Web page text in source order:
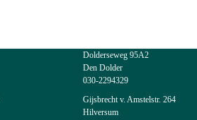
Dolderseweg 95A2
Den Dolder
030-2294329
Gijsbrecht v. Amstelstr. 264
Hilversum